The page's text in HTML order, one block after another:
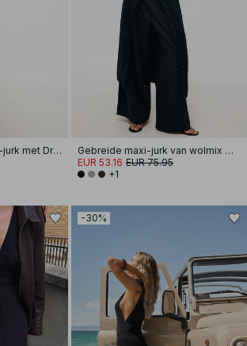
Luchtige Jersey Maxi-jurk met Drapering
Gebreide maxi-jurk van wolmix met vest
EUR 53.16 EUR 75.95
+1
-30%